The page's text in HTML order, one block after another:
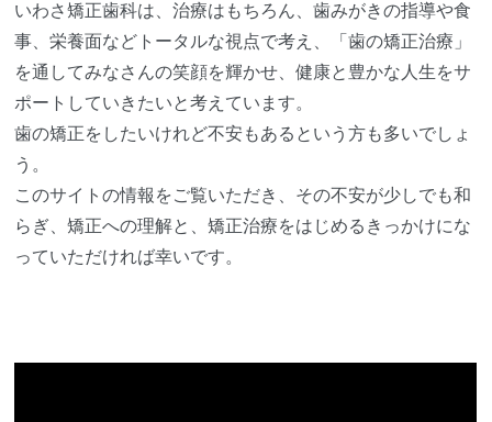
いわさ矯正歯科は、治療はもちろん、歯みがきの指導や食
事、栄養面などトータルな視点で考え、「歯の矯正治療」
を通してみなさんの笑顔を輝かせ、健康と豊かな人生をサ
ポートしていきたいと考えています。
歯の矯正をしたいけれど不安もあるという方も多いでしょ
う。
このサイトの情報をご覧いただき、その不安が少しでも和
らぎ、矯正への理解と、矯正治療をはじめるきっかけにな
っていただければ幸いです。